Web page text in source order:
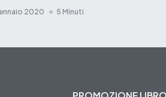
2020 5 Minuti
PROMOZIONE LIBRO